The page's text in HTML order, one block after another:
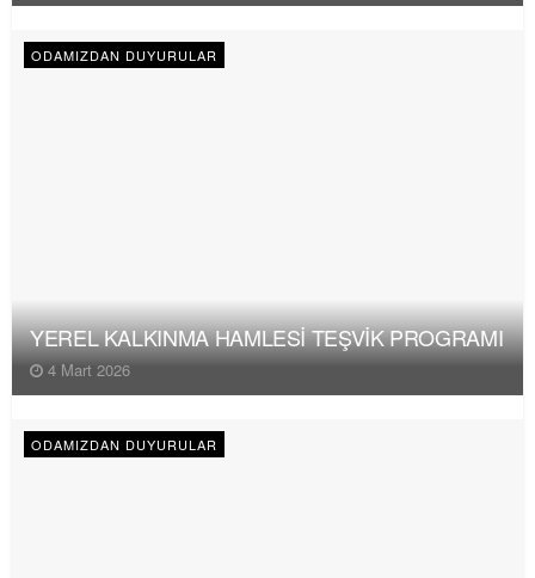
ODAMIZDAN DUYURULAR
YEREL KALKINMA HAMLESİ TEŞVİK PROGRAMI
4 Mart 2026
ODAMIZDAN DUYURULAR